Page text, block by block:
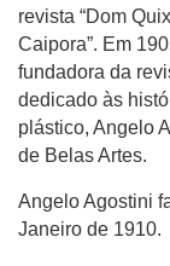
revista “Dom
Caipora”. Em
fundadora da
dedicado às
plástico, Angelo
de Belas Artes.
Angelo Agostini
Janeiro de 1910.